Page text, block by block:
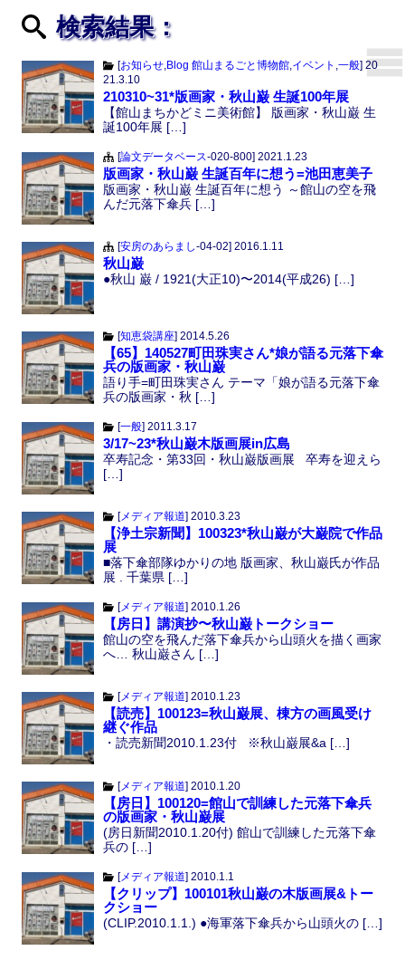
検索結果：
[お知らせ,Blog 館山まるごと博物館,イベント ,一般] 20
21.3.10
210310~31*版画家・秋山巌 生誕100年展
【館山まちかどミニ美術館】 版画家・秋山巌 生
誕100年展 […]
[論文データベース-020-800] 2021.1.23
版画家・秋山巌 生誕百年に想う=池田恵美子
版画家・秋山巌 生誕百年に想う ～館山の空を飛
んだ元落下傘兵 […]
[安房のあらまし-04-02] 2016.1.11
秋山巌
●秋山 巌 / 1921(大正10)〜2014(平成26) […]
[知恵袋講座] 2014.5.26
【65】140527町田珠実さん*娘が語る元落下傘
兵の版画家・秋山巌
語り手=町田珠実さん テーマ「娘が語る元落下傘
兵の版画家・秋 […]
[一般] 2011.3.17
3/17~23*秋山巌木版画展in広島
卒寿記念・第33回・秋山巌版画展 卒寿を迎えら
[…]
[メディア報道] 2010.3.23
【浄土宗新聞】100323*秋山巌が大巌院で作品
展
■落下傘部隊ゆかりの地 版画家、秋山巌氏が作品
展 . 千葉県 […]
[メディア報道] 2010.1.26
【房日】講演抄〜秋山巌トークショー
館山の空を飛んだ落下傘兵から山頭火を描く画家
へ… 秋山巌さん […]
[メディア報道] 2010.1.23
【読売】100123=秋山巌展、棟方の画風受け
継ぐ作品
・読売新聞2010.1.23付 ※秋山巌展&a […]
[メディア報道] 2010.1.20
【房日】100120=館山で訓練した元落下傘兵
の版画家・秋山巌展
(房日新聞2010.1.20付) 館山で訓練した元落下傘
兵の […]
[メディア報道] 2010.1.1
【クリップ】100101秋山巌の木版画展&トー
クショー
(CLIP.2010.1.1.) ●海軍落下傘兵から山頭火の […]